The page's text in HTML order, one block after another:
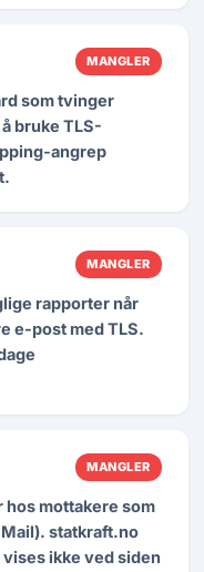
MANGLER
som tvinger
bruke TLS-
angrep
MANGLER
rapporter når
e-post med TLS.
MANGLER
hos mottakere som
statkraft.no
ikke ved siden